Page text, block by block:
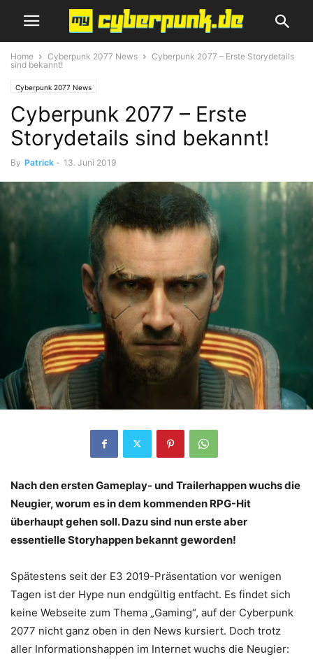
Home Cyberpunk 2077 News
Cyberpunk 2077 – Erste Storydetails
sind bekannt!
Cyberpunk 2077 News
Cyberpunk 2077 – Erste
Storydetails sind bekannt!
By Patrick - 13. Juni 2019
Nach den ersten Gameplay- und Trailerhappen wuchs die
Neugier, worum es in dem kommenden RPG-Hit
überhaupt gehen soll. Dazu sind nun erste aber
essentielle Storyhappen bekannt geworden!
Spätestens seit der E3 2019-Präsentation vor wenigen
Tagen ist der Hype nun endgültig entfacht. Es findet sich
keine Webseite zum Thema „Gaming“, auf der Cyberpunk
2077 nicht ganz oben in den News kursiert. Doch trotz
aller Informationshappen im Internet wuchs die Neugier: